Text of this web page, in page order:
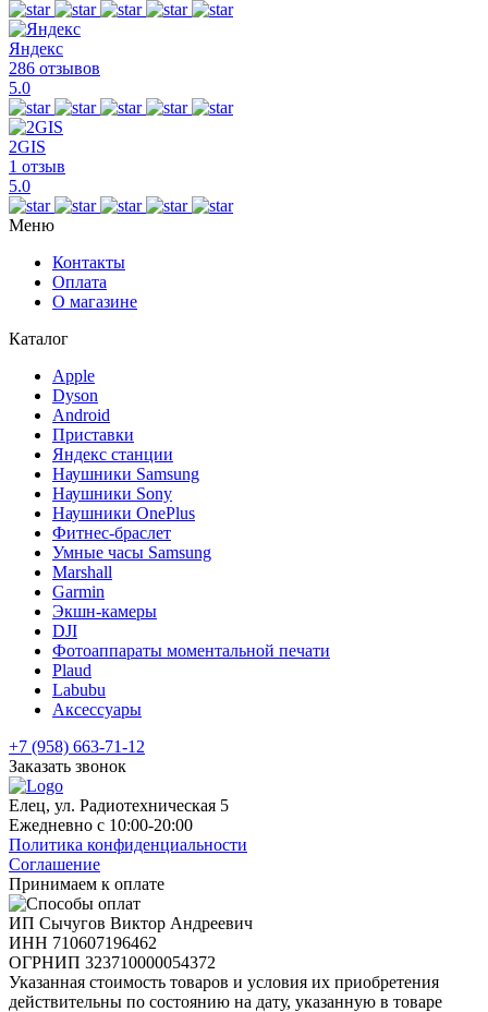
Яндекс
286 отзывов
5.0
2GIS
1 отзыв
5.0
Меню
Контакты
Оплата
О магазине
Каталог
Apple
Dyson
Android
Приставки
Яндекс станции
Наушники Samsung
Наушники Sony
Наушники OnePlus
Фитнес-браслет
Умные часы Samsung
Marshall
Garmin
Экшн-камеры
DJI
Фотоаппараты моментальной печати
Plaud
Labubu
Аксессуары
+7 (958) 663-71-12
Заказать звонок
Елец, ул. Радиотехническая 5
Ежедневно с 10:00-20:00
Политика конфиденциальности
Соглашение
Принимаем к оплате
ИП Сычугов Виктор Андреевич
ИНН 710607196462
ОГРНИП 323710000054372
Указанная стоимость товаров и условия их приобретения
действительны по состоянию на дату, указанную в товаре